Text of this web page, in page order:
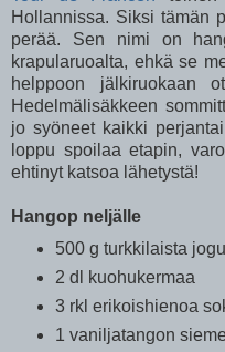
Hollannissa. Siksi tämän
perää. Sen nimi on
krapularuoalta, ehkä se
helppoon jälkiruokaan
Hedelmälisäkkeen
jo syöneet kaikki
loppu spoilaa etapin,
ehtinyt katsoa lähetystä!
Hangop neljälle
500 g turkkilaista
2 dl kuohukermaa
3 rkl erikoishienoa
1 vaniljatangon